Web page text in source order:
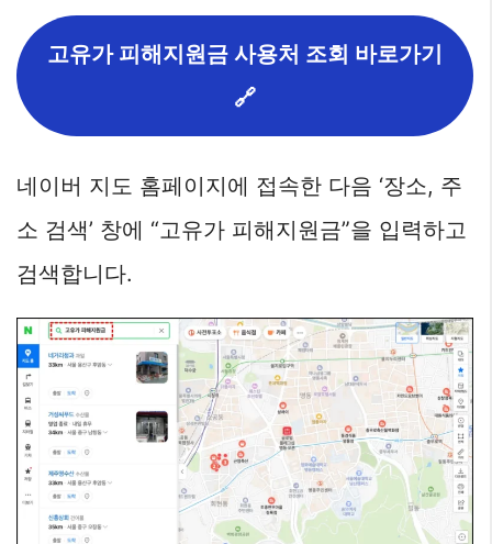
고유가 피해지원금 사용처 조회 바로가기
🔗
네이버 지도 홈페이지에 접속한 다음 ‘장소, 주
소 검색’ 창에 “고유가 피해지원금”을 입력하고
검색합니다.